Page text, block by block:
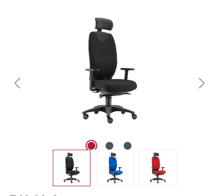
Bildergalerie überspringen